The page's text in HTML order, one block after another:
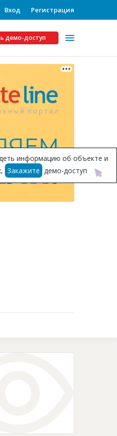
Вход Регистрация
демо-доступ
информацию об объекте и
Закажите демо-доступ